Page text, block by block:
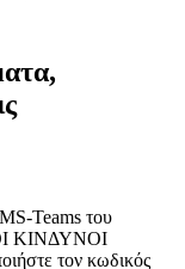
Teams του
ΚΙΝΔΥΝΟΙ
τον κωδικός